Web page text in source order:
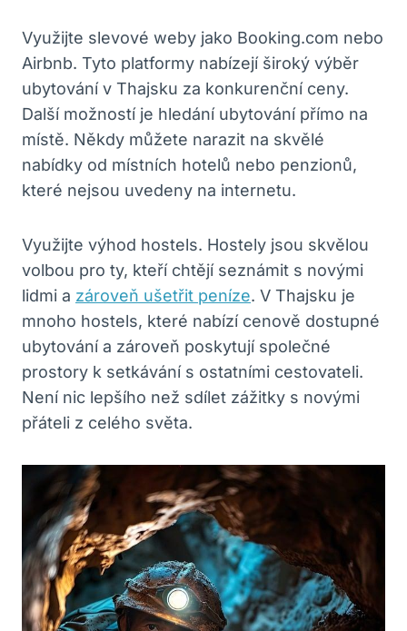
Využijte slevové weby jako Booking.com nebo
Airbnb. Tyto platformy nabízejí široký výběr
ubytování v Thajsku za konkurenční ceny.
Další možností je hledání ubytování přímo na
místě. Někdy můžete narazit na skvělé
nabídky od místních hotelů nebo penzionů,
které nejsou uvedeny na internetu.
Využijte výhod hostels. Hostely jsou skvělou
volbou pro ty, kteří chtějí seznámit s novými
lidmi a zároveň ušetřit peníze. V Thajsku je
mnoho hostels, které nabízí cenově dostupné
ubytování a zároveň poskytují společné
prostory k setkávání s ostatními cestovateli.
Není nic lepšího než sdílet zážitky s novými
přáteli z celého světa.